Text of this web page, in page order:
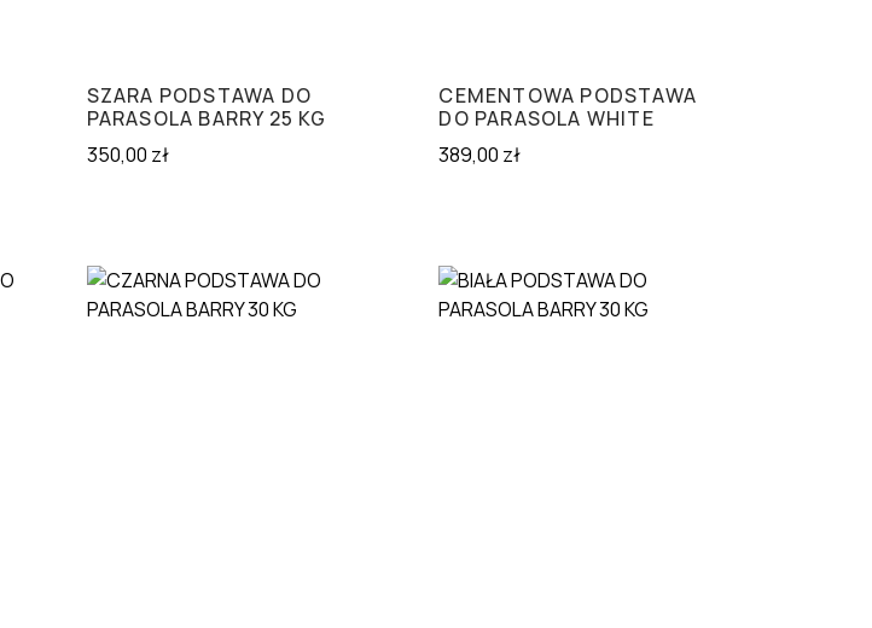
SZARA PODSTAWA DO
PARASOLA BARRY 25 KG
350,00 zł
CEMENTOWA PODSTAWA
DO PARASOLA WHITE
389,00 zł